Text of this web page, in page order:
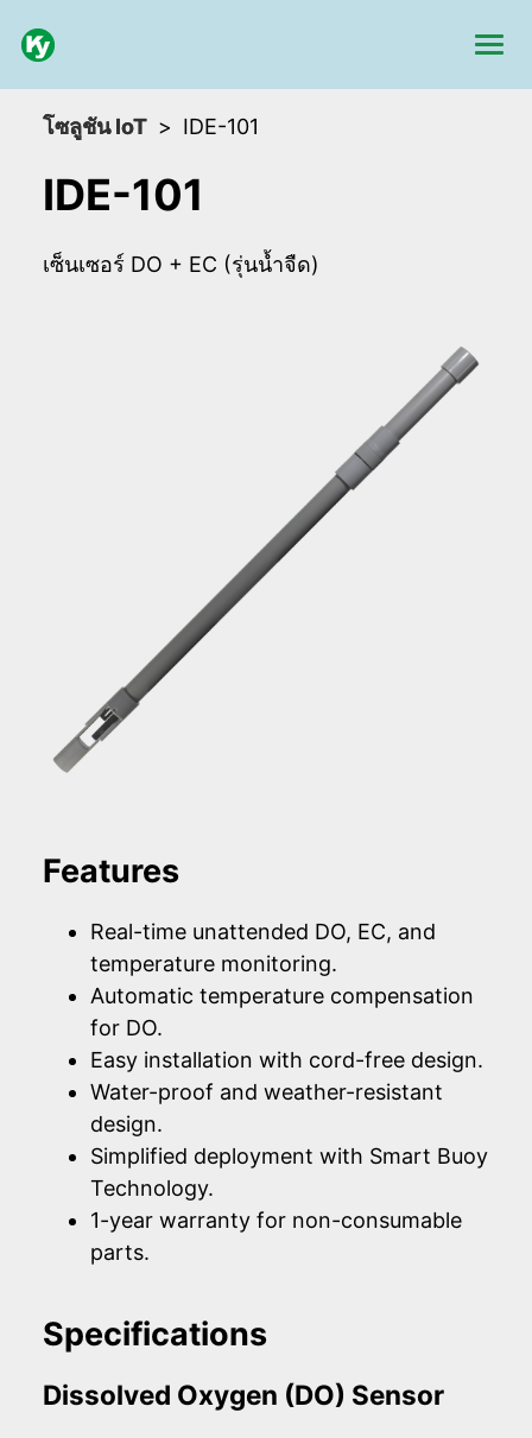
โซลูชัน IoT IDE-101
IDE-101
เซ็นเซอร์ DO + EC (รุ่นน้ำจืด)
Features
Real-time unattended DO, EC, and
temperature monitoring.
Automatic temperature compensation
for DO.
Easy installation with cord-free design.
Water-proof and weather-resistant
design.
Simplified deployment with Smart Buoy
Technology.
1-year warranty for non-consumable
parts.
Specifications
Dissolved Oxygen (DO) Sensor